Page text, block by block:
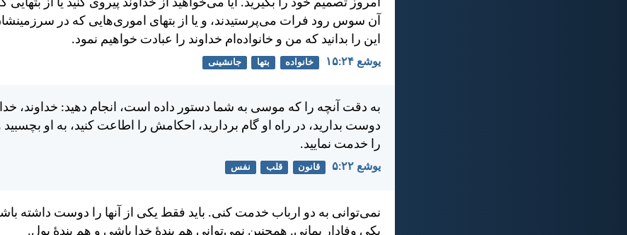
امروز تصميم خود را بگيريد. آيا می‌خواهيد از خداوند پيروی كنيد يا از بتهايی
آن سوس رود فرات می‌پرستيدند، و يا از بتهای اموری‌هايی كه در
اين را بدانيد كه من و خانواده‌ام خداوند را عبادت خواهيم نمود.
يوشع ۲۴:‏۱۵ خانواده بتها جانشینی
به دقت آنچه را كه موسی به شما دستور داده است، انجام دهيد: خداوند،
دوست بداريد، در راه او گام برداريد، احكامش را اطاعت كنيد، به او بچسبيد
را خدمت نماييد.
يوشع ۲۲:‏۵ قانون قلب نفس
نمی‌توانی به دو ارباب خدمت كنی. بايد فقط يكی از آنها را دوست داشته
يكی وفادار بمانی. همچنين نمی‌توانی هم بندهٔ خدا باشی و هم بندهٔ پول.